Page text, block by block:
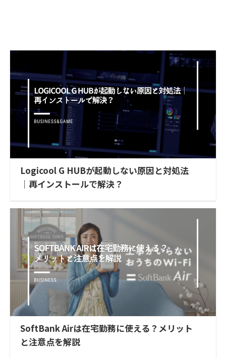
Logicool G HUBが起動しない原因と対処法
｜再インストールで解決？
SoftBank Airは在宅勤務に使える？メリット
と注意点を解説